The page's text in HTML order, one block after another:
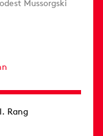
Mussorgski
Rang